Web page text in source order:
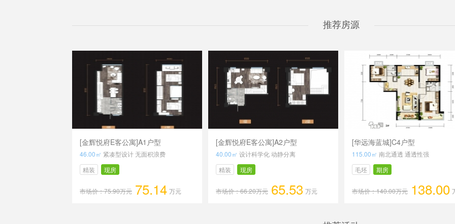
推荐房源
[金辉悦府E客公寓]A1户型
46.00㎡ 紧凑型设计 无面积浪费
精装
现房
市场价：75.90万元 75.14 万元
[金辉悦府E客公寓]A2户型
40.00㎡ 设计科学化 动静分离
精装
现房
市场价：66.20万元 65.53 万元
[华远海蓝城]C4户型
115.00㎡ 南北通透 通透性强
毛坯
期房
市场价：140.00万元 138.00